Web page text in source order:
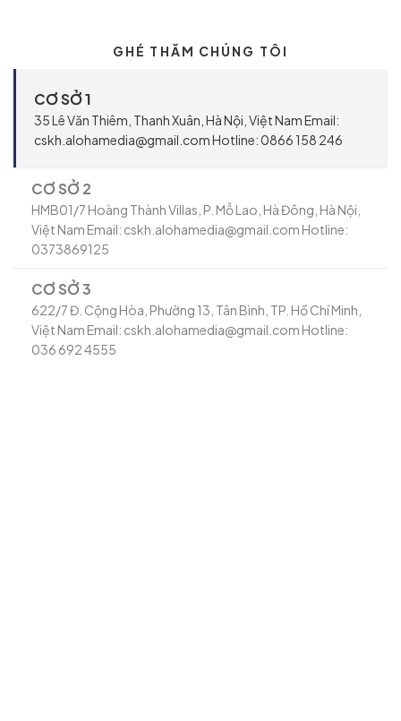
GHÉ THĂM CHÚNG TÔI
CƠ SỞ 1
35 Lê Văn Thiêm, Thanh Xuân, Hà Nội, Việt Nam Email:
cskh.alohamedia@gmail.com Hotline: 0866 158 246
CƠ SỞ 2
HMB01/7 Hoàng Thành Villas, P. Mỗ Lao, Hà Đông, Hà Nội,
Việt Nam Email: cskh.alohamedia@gmail.com Hotline:
0373869125
CƠ SỞ 3
622/7 Đ. Cộng Hòa, Phường 13, Tân Bình, TP. Hồ Chí Minh,
Việt Nam Email: cskh.alohamedia@gmail.com Hotline:
036 692 4555